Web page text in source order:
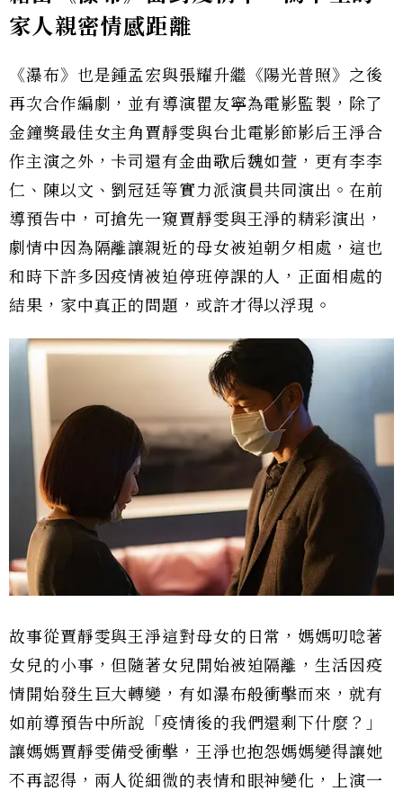
家人親密情感距離
《瀑布》也是鍾孟宏與張耀升繼《陽光普照》之後
再次合作編劇，並有導演瞿友寧為電影監製，除了
金鐘獎最佳女主角賈靜雯與台北電影節影后王淨合
作主演之外，卡司還有金曲歌后魏如萱，更有李李
仁、陳以文、劉冠廷等實力派演員共同演出。在前
導預告中，可搶先一窺賈靜雯與王淨的精彩演出，
劇情中因為隔離讓親近的母女被迫朝夕相處，這也
和時下許多因疫情被迫停班停課的人，正面相處的
結果，家中真正的問題，或許才得以浮現。
故事從賈靜雯與王淨這對母女的日常，媽媽叨唸著
女兒的小事，但隨著女兒開始被迫隔離，生活因疫
情開始發生巨大轉變，有如瀑布般衝擊而來，就有
如前導預告中所說「疫情後的我們還剩下什麼？」
讓媽媽賈靜雯備受衝擊，王淨也抱怨媽媽變得讓她
不再認得，兩人從細微的表情和眼神變化，上演一